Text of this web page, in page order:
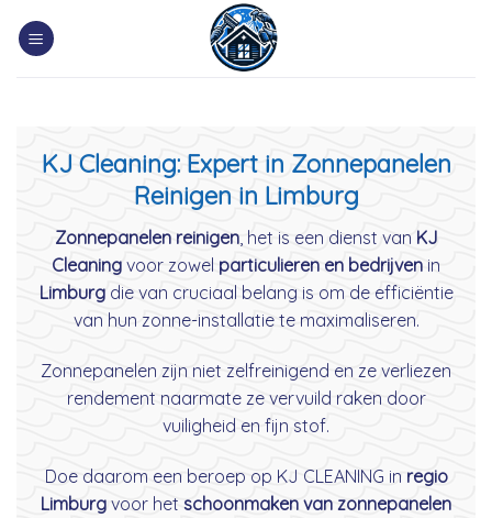
KJ Cleaning: Expert in Zonnepanelen
Reinigen in Limburg
Zonnepanelen reinigen, het is een dienst van KJ
Cleaning voor zowel particulieren en bedrijven in
Limburgdie van cruciaal belang is om de efficiëntie
van hun zonne-installatie te maximaliseren.
Zonnepanelen zijn niet zelfreinigend en ze verliezen
rendement naarmate ze vervuild raken door
vuiligheid en fijn stof.
Doe daarom een beroep op KJ CLEANING in regio
Limburg voor het schoonmaken van zonnepanelen